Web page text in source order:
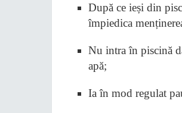
După ce ieși din
împiedica
Nu intra în piscină
apă;
Ia în mod regulat